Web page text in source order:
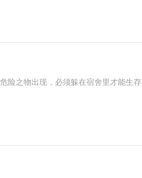
险之物出现，必须躲在宿舍里才能生